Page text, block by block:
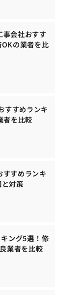
事会社おすす
の業者を比
すすめランキ
者を比較
すめランキ
対策
ング5選！修
業者を比較